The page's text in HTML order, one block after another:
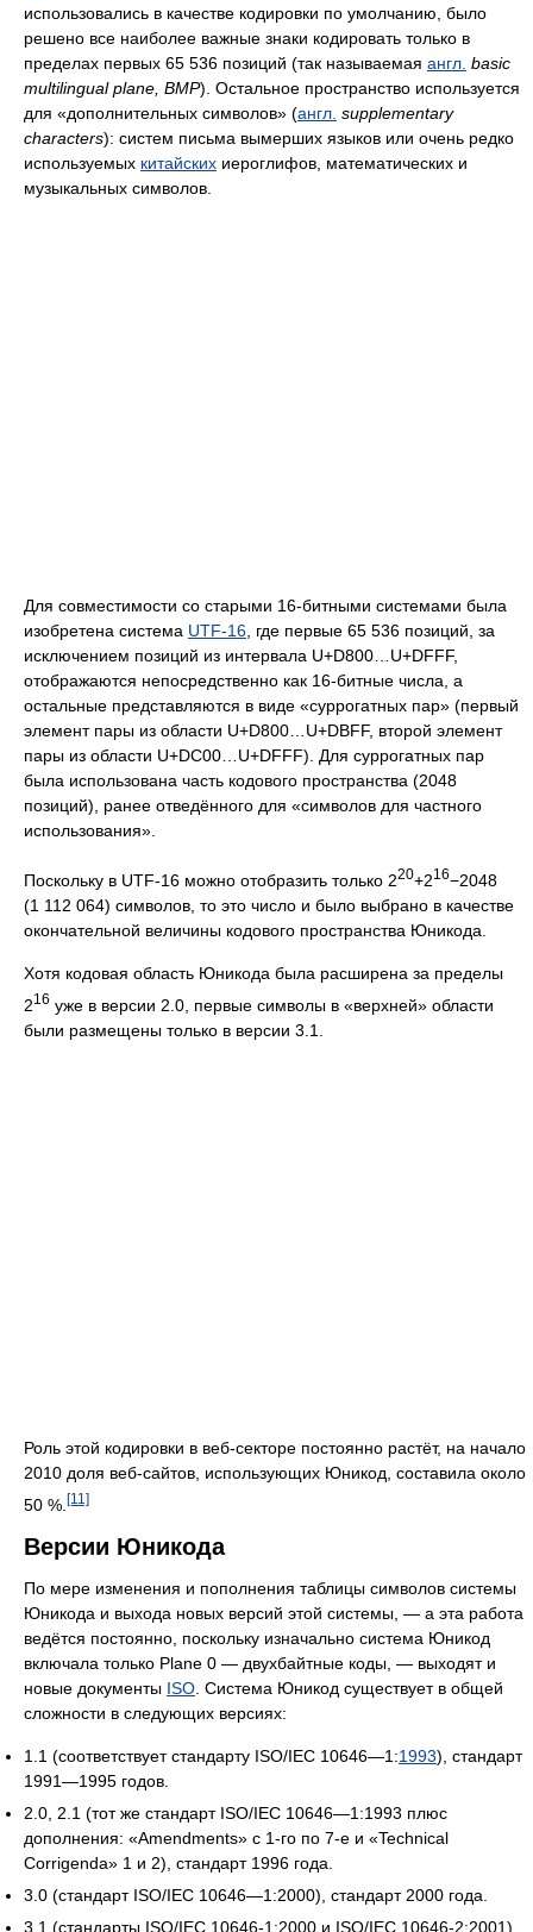
использовались в качестве кодировки по умолчанию, было
решено все наиболее важные знаки кодировать только в
пределах первых 65 536 позиций (так называемая англ. basic
multilingual plane, BMP). Остальное пространство используется
для «дополнительных символов» (англ. supplementary
characters): систем письма вымерших языков или очень редко
используемых китайских иероглифов, математических и
музыкальных символов.
Для совместимости со старыми 16-битными системами была
изобретена система UTF-16, где первые 65 536 позиций, за
исключением позиций из интервала U+D800…U+DFFF,
отображаются непосредственно как 16-битные числа, а
остальные представляются в виде «суррогатных пар» (первый
элемент пары из области U+D800…U+DBFF, второй элемент
пары из области U+DC00…U+DFFF). Для суррогатных пар
была использована часть кодового пространства (2048
позиций), ранее отведённого для «символов для частного
использования».
Поскольку в UTF-16 можно отобразить только 220+216−2048
(1 112 064) символов, то это число и было выбрано в качестве
окончательной величины кодового пространства Юникода.
Хотя кодовая область Юникода была расширена за пределы
216 уже в версии 2.0, первые символы в «верхней» области
были размещены только в версии 3.1.
Роль этой кодировки в веб-секторе постоянно растёт, на начало
2010 доля веб-сайтов, использующих Юникод, составила около
50 %. [11]
Версии Юникода
По мере изменения и пополнения таблицы символов системы
Юникода и выхода новых версий этой системы, — а эта работа
ведётся постоянно, поскольку изначально система Юникод
включала только Plane 0 — двухбайтные коды, — выходят и
новые документы ISO . Система Юникод существует в общей
сложности в следующих версиях:
1.1 (соответствует стандарту ISO/IEC 10646—1:1993), стандарт
1991—1995 годов.
2.0, 2.1 (тот же стандарт ISO/IEC 10646—1:1993 плюс
дополнения: «Amendments» с 1-го по 7-е и «Technical
Corrigenda» 1 и 2), стандарт 1996 года.
3.0 (стандарт ISO/IEC 10646—1:2000), стандарт 2000 года.
3.1 (стандарты ISO/IEC 10646-1:2000 и ISO/IEC 10646-2:2001),